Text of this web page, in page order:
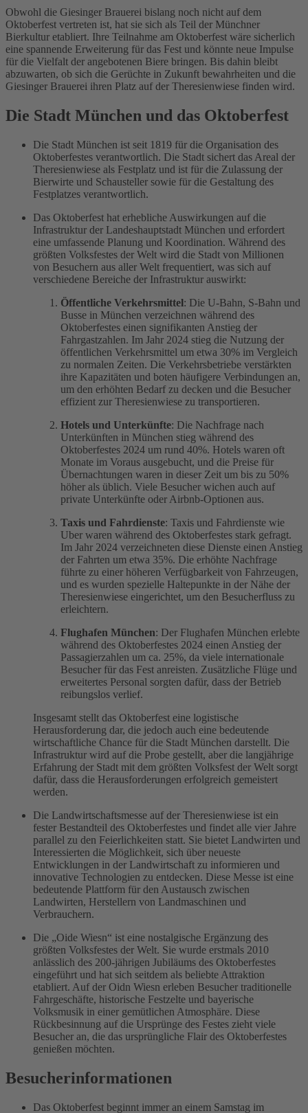
Obwohl die Giesinger Brauerei bislang noch nicht auf dem
Oktoberfest vertreten ist, hat sie sich als Teil der Münchner
Bierkultur etabliert. Ihre Teilnahme am Oktoberfest wäre sicherlich
eine spannende Erweiterung für das Fest und könnte neue Impulse
für die Vielfalt der angebotenen Biere bringen. Bis dahin bleibt
abzuwarten, ob sich die Gerüchte in Zukunft bewahrheiten und die
Giesinger Brauerei ihren Platz auf der Theresienwiese finden wird.
Die Stadt München und das Oktoberfest
Die Stadt München ist seit 1819 für die Organisation des
Oktoberfestes verantwortlich. Die Stadt sichert das Areal der
Theresienwiese als Festplatz und ist für die Zulassung der
Bierwirte und Schausteller sowie für die Gestaltung des
Festplatzes verantwortlich.
Das Oktoberfest hat erhebliche Auswirkungen auf die
Infrastruktur der Landeshauptstadt München und erfordert
eine umfassende Planung und Koordination. Während des
größten Volksfestes der Welt wird die Stadt von Millionen
von Besuchern aus aller Welt frequentiert, was sich auf
verschiedene Bereiche der Infrastruktur auswirkt:
Öffentliche Verkehrsmittel: Die U-Bahn, S-Bahn und
Busse in München verzeichnen während des
Oktoberfestes einen signifikanten Anstieg der
Fahrgastzahlen. Im Jahr 2024 stieg die Nutzung der
öffentlichen Verkehrsmittel um etwa 30% im Vergleich
zu normalen Zeiten. Die Verkehrsbetriebe verstärkten
ihre Kapazitäten und boten häufigere Verbindungen an,
um den erhöhten Bedarf zu decken und die Besucher
effizient zur Theresienwiese zu transportieren.
Hotels und Unterkünfte: Die Nachfrage nach
Unterkünften in München stieg während des
Oktoberfestes 2024 um rund 40%. Hotels waren oft
Monate im Voraus ausgebucht, und die Preise für
Übernachtungen waren in dieser Zeit um bis zu 50%
höher als üblich. Viele Besucher wichen auch auf
private Unterkünfte oder Airbnb-Optionen aus.
Taxis und Fahrdienste: Taxis und Fahrdienste wie
Uber waren während des Oktoberfestes stark gefragt.
Im Jahr 2024 verzeichneten diese Dienste einen Anstieg
der Fahrten um etwa 35%. Die erhöhte Nachfrage
führte zu einer höheren Verfügbarkeit von Fahrzeugen,
und es wurden spezielle Haltepunkte in der Nähe der
Theresienwiese eingerichtet, um den Besucherfluss zu
erleichtern.
Flughafen München: Der Flughafen München erlebte
während des Oktoberfestes 2024 einen Anstieg der
Passagierzahlen um ca. 25%, da viele internationale
Besucher für das Fest anreisten. Zusätzliche Flüge und
erweitertes Personal sorgten dafür, dass der Betrieb
reibungslos verlief.
Insgesamt stellt das Oktoberfest eine logistische
Herausforderung dar, die jedoch auch eine bedeutende
wirtschaftliche Chance für die Stadt München darstellt. Die
Infrastruktur wird auf die Probe gestellt, aber die langjährige
Erfahrung der Stadt mit dem größten Volksfest der Welt sorgt
dafür, dass die Herausforderungen erfolgreich gemeistert
werden.
Die Landwirtschaftsmesse auf der Theresienwiese ist ein
fester Bestandteil des Oktoberfestes und findet alle vier Jahre
parallel zu den Feierlichkeiten statt. Sie bietet Landwirten und
Interessierten die Möglichkeit, sich über neueste
Entwicklungen in der Landwirtschaft zu informieren und
innovative Technologien zu entdecken. Diese Messe ist eine
bedeutende Plattform für den Austausch zwischen
Landwirten, Herstellern von Landmaschinen und
Verbrauchern.
Die „Oide Wiesn“ ist eine nostalgische Ergänzung des
größten Volksfestes der Welt. Sie wurde erstmals 2010
anlässlich des 200-jährigen Jubiläums des Oktoberfestes
eingeführt und hat sich seitdem als beliebte Attraktion
etabliert. Auf der Oidn Wiesn erleben Besucher traditionelle
Fahrgeschäfte, historische Festzelte und bayerische
Volksmusik in einer gemütlichen Atmosphäre. Diese
Rückbesinnung auf die Ursprünge des Festes zieht viele
Besucher an, die das ursprüngliche Flair des Oktoberfestes
genießen möchten.
Besucherinformationen
Das Oktoberfest beginnt immer an einem Samstag im